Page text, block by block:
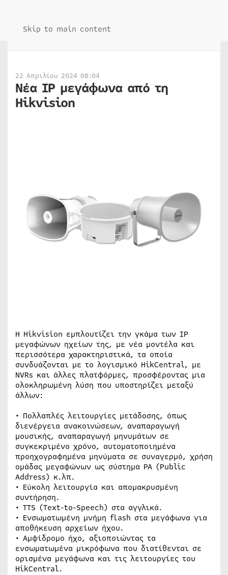
Skip to main content
22 Απριλίου 2024 08:04
Νέα IP μεγάφωνα από τη
Hikvision
Η Hikvision εμπλουτίζει την γκάμα των IP
μεγαφώνων ηχείων της, με νέα μοντέλα και
περισσότερα χαρακτηριστικά, τα οποία
συνδυάζονται με το λογισμικό HikCentral, με
NVRs και άλλες πλατφόρμες, προσφέροντας μια
ολοκληρωμένη λύση που υποστηρίζει μεταξύ
άλλων:
• Πολλαπλές λειτουργίες μετάδοσης, όπως
διενέργεια ανακοινώσεων, αναπαραγωγή
μουσικής, αναπαραγωγή μηνυμάτων σε
συγκεκριμένο χρόνο, αυτοματοποιημένα
προηχογραφημένα μηνύματα σε συναγερμό, χρήση
ομάδας μεγαφώνων ως σύστημα PA (Public
Address) κ.λπ.
• Εύκολη λειτουργία και απομακρυσμένη
συντήρηση.
• TTS (Text-to-Speech) στα αγγλικά.
• Ενσωματωμένη μνήμη flash στα μεγάφωνα για
αποθήκευση αρχείων ήχου.
• Αμφίδρομο ήχο, αξιοποιώντας τα
ενσωματωμένα μικρόφωνα που διατίθενται σε
ορισμένα μεγάφωνα και τις λειτουργίες του
HikCentral.